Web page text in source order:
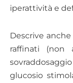
iperattività e
Descrive
raffinati (non
glucosio